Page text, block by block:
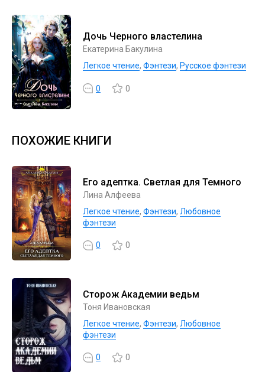
Дочь Черного властелина
Екатерина Бакулина
Легкое чтение, Фэнтези, Русское фэнтези
0 0
ПОХОЖИЕ КНИГИ
Его адептка. Светлая для Темного
Лина Алфеева
Легкое чтение, Фэнтези, Любовное
фэнтези
0 0
Сторож Академии ведьм
Тоня Ивановская
Легкое чтение, Фэнтези, Любовное
фэнтези
0 0